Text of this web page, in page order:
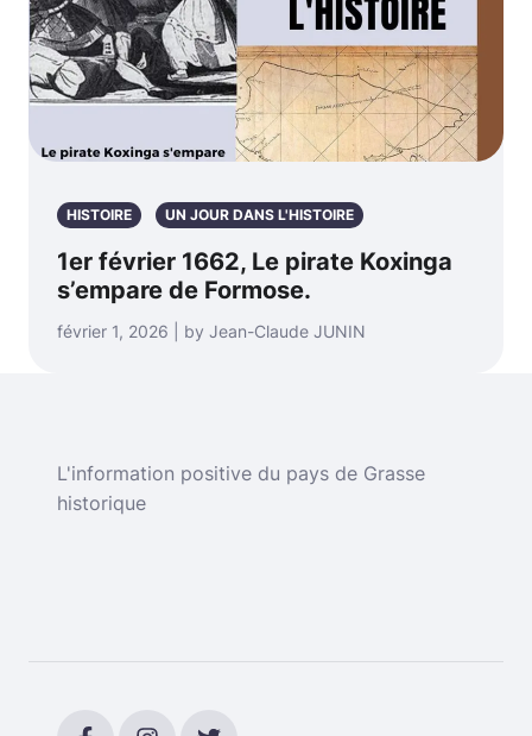
HISTOIRE UN JOUR DANS L'HISTOIRE
1er février 1662, Le pirate Koxinga
s’empare de Formose.
février 1, 2026 | by Jean-Claude JUNIN
L'information positive du pays de Grasse
historique